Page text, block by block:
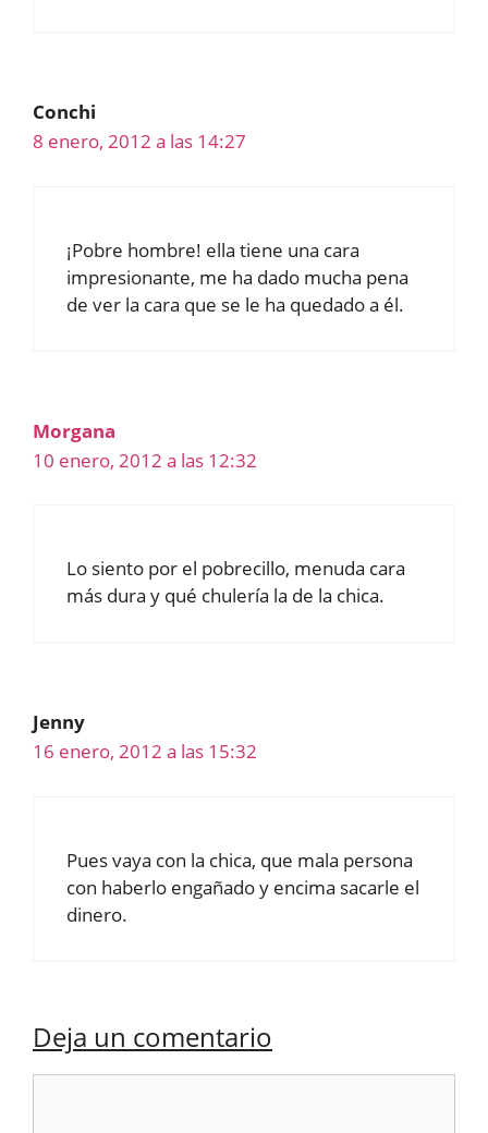
Conchi
8 enero, 2012 a las 14:27
¡Pobre hombre! ella tiene una cara
impresionante, me ha dado mucha pena
de ver la cara que se le ha quedado a él.
Morgana
10 enero, 2012 a las 12:32
Lo siento por el pobrecillo, menuda cara
más dura y qué chulería la de la chica.
Jenny
16 enero, 2012 a las 15:32
Pues vaya con la chica, que mala persona
con haberlo engañado y encima sacarle el
dinero.
Deja un comentario